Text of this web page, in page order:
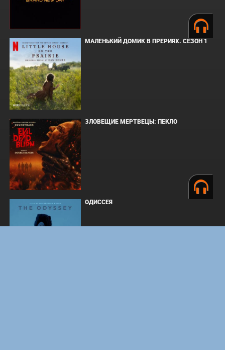
МАЛЕНЬКИЙ ДОМИК В ПРЕРИЯХ. СЕЗОН 1
ЗЛОВЕЩИЕ МЕРТВЕЦЫ: ПЕКЛО
ОДИССЕЯ